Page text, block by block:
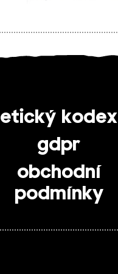
etický kodex
gdpr
obchodní
podmínky